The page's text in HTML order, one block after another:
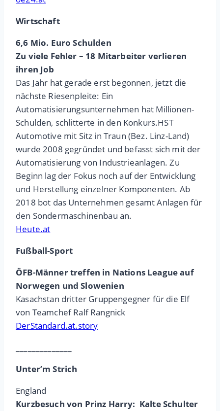
Wirtschaft
6,6 Mio. Euro Schulden
Zu viele Fehler – 18 Mitarbeiter verlieren
ihren Job
Das Jahr hat gerade erst begonnen, jetzt die
nächste Riesenpleite: Ein
Automatisierungsunternehmen hat Millionen-
Schulden, schlitterte in den Konkurs.HST
Automotive mit Sitz in Traun (Bez. Linz-Land)
wurde 2008 gegründet und befasst sich mit der
Automatisierung von Industrieanlagen. Zu
Beginn lag der Fokus noch auf der Entwicklung
und Herstellung einzelner Komponenten. Ab
2018 bot das Unternehmen gesamt Anlagen für
den Sondermaschinenbau an.
Heute.at
Fußball-Sport
ÖFB-Männer treffen in Nations League auf
Norwegen und Slowenien
Kasachstan dritter Gruppengegner für die Elf
von Teamchef Ralf Rangnick
DerStandard.at.story
Unter’m Strich
England
Kurzbesuch von Prinz Harry: Kalte Schulter